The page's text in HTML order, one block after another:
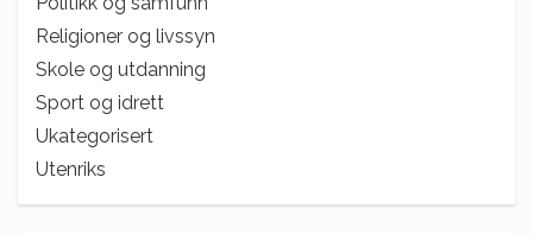
Religioner og livssyn
Skole og utdanning
Sport og idrett
Ukategorisert
Utenriks